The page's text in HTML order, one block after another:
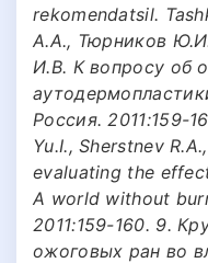
rekomendatsil.
А.А., Тюрников
И.В. К вопросу об
Россия. 2011:159-
Yu.I., Sherstnev
evaluating the
A world without
2011:159-160. 9.
ожоговых ран во